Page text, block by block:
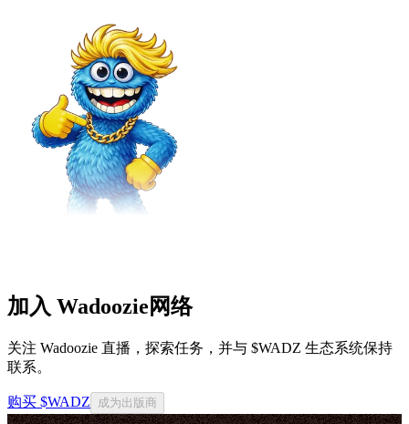
加入 Wadoozie网络
关注 Wadoozie 直播，探索任务，并与 $WADZ 生态系统保持
联系。
购买 $WADZ 成为出版商